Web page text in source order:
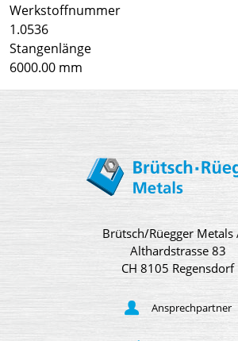
Werkstoffnummer
1.0536
Stangenlänge
6000.00 mm
Brütsch/Rüegger Metals
Althardstrasse 83
CH 8105 Regensdorf
Ansprechpartner